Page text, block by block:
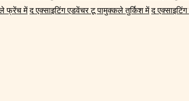
फ्रेंच में द एक्साइटिंग एडवेंचर टू पामुक्कले तुर्किश में द